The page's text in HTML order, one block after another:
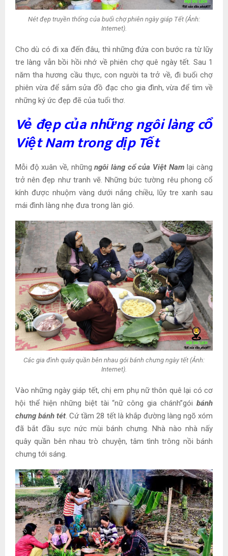
Nét đẹp truyền thống của buổi chợ phiên ngày giáp Tết (Ảnh:
Internet).
Cho dù có đi xa đến đâu, thì những đứa con bước ra từ lũy
tre làng vẫn bồi hồi nhớ về phiên chợ quê ngày tết. Sau 1
năm tha hương cầu thực, con người ta trở về, đi buổi chợ
phiên vừa để sắm sửa đồ đạc cho gia đình, vừa để tìm về
những ký ức đẹp đẽ của tuổi thơ.
Vẻ đẹp của những ngôi làng cổ
Việt Nam trong dịp Tết
Mỗi độ xuân về, nhữngngôi làng cổ của Việt Nam lại càng
trở nên đẹp như tranh vẽ. Những bức tường rêu phong cổ
kính được nhuộm vàng dưới nắng chiều, lũy tre xanh sau
mái đình làng nhẹ đưa trong làn gió.
Các gia đình quây quần bên nhau gói bánh chưng ngày tết (Ảnh:
Internet).
Vào những ngày giáp tết, chị em phụ nữ thôn quê lại có cơ
hội thể hiện những biệt tài “nữ công gia chánh”gói bánh
chưng bánh tét. Cứ tầm 28 tết là khắp đường làng ngõ xóm
đã bắt đầu sực nức mùi bánh chưng. Nhà nào nhà nấy
quây quần bên nhau trò chuyện, tâm tình trông nồi bánh
chưng tới sáng.